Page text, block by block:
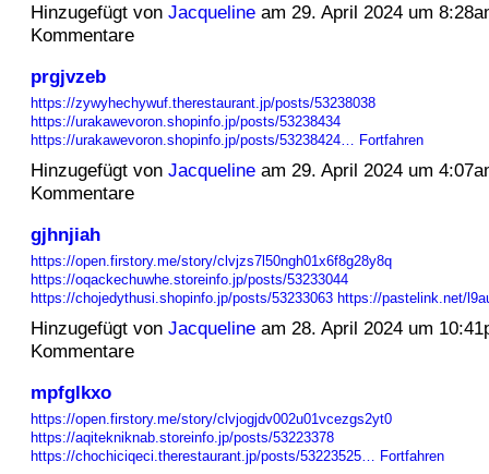
Hinzugefügt von Jacquelineam 29. April 2024 um
Kommentare
prgjvzeb
https://zywyhechywuf.therestaurant.jp/posts/53238038
https://urakawevoron.shopinfo.jp/posts/53238434
https://urakawevoron.shopinfo.jp/posts/53238424…
Fortfahren
Hinzugefügt von Jacquelineam 29. April 2024 um
Kommentare
gjhnjiah
https://open.firstory.me/story/clvjzs7l50ngh01x6f8g28y8q
https://oqackechuwhe.storeinfo.jp/posts/53233044
https://chojedythusi.shopinfo.jp/posts/53233063 https://pastelink.net/
Hinzugefügt von Jacquelineam 28. April 2024 um
Kommentare
mpfglkxo
https://open.firstory.me/story/clvjogjdv002u01vcezgs2yt0
https://aqitekniknab.storeinfo.jp/posts/53223378
https://chochiciqeci.therestaurant.jp/posts/53223525…
Fortfahren